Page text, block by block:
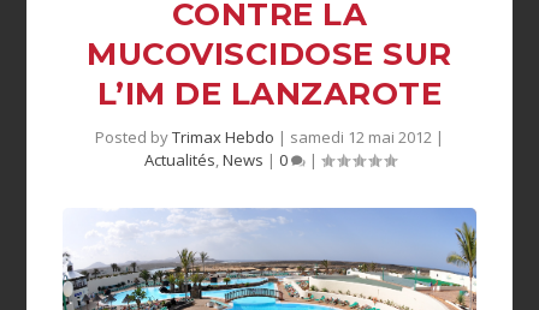
CONTRE LA
MUCOVISCIDOSE SUR
L’IM DE LANZAROTE
Posted byTrimax Hebdo | samedi 12 mai 2012 |
Actualités,News | 0 |